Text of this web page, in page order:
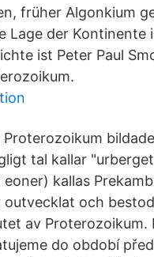
früher Algonkium
Lage der Kontinente
ist Peter Paul
Proterozoikum
tal kallar
kallas
och
av
do období